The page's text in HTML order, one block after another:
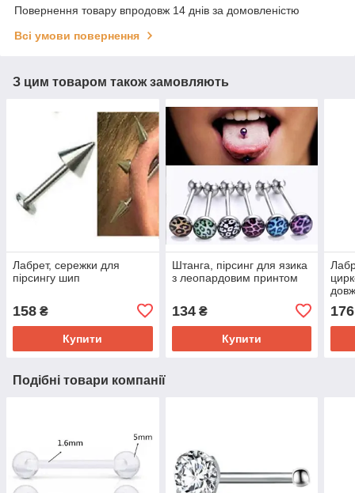
Повернення товару впродовж 14 днів за домовленістю
Всі умови повернення
З цим товаром також замовляють
Лабрет, сережки для
пірсингу шип
158 ₴
Купити
Штанга, пірсинг для язика
з леопардовим принтом
134₴
Купити
176
Подібні товари компанії